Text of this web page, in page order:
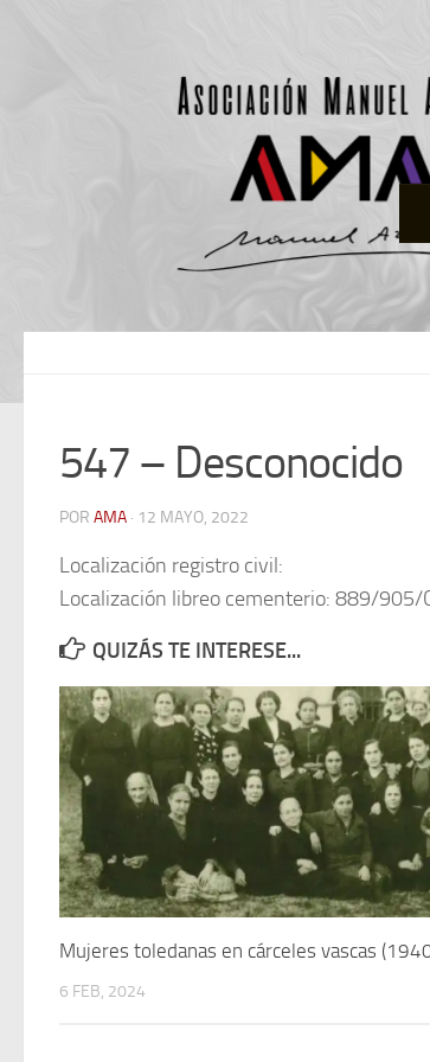
547 – Desconocido
POR AMA · 12 MAYO, 2022
Localización registro civil:
Localización libreo cementerio: 889/
QUIZÁS TE INTERESE...
Mujeres toledanas en cárceles vascas
6 FEB, 2024